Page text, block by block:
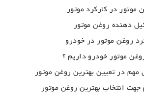
در کارکرد موتور
دهنده روغن موتور
روغن موتور در خودرو
موتور خودرو داریم ؟
مهم در تعیین بهترین روغن موتور
جهت انتخاب بهترین روغن موتور